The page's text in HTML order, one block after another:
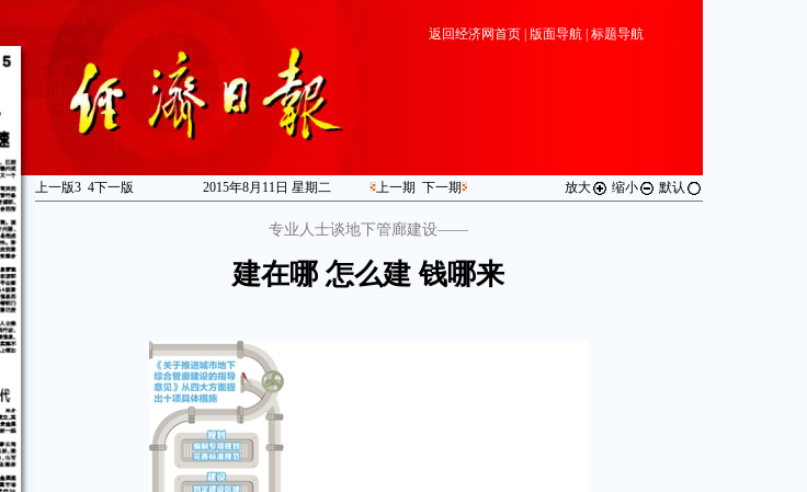
返回经济网首页| 版面导航| 标题导航
上一版3 4下一版 2015年8月11日 星期二 上一期 下一期 放大 缩小 默认
专业人士谈地下管廊建设——
建在哪 怎么建 钱哪来